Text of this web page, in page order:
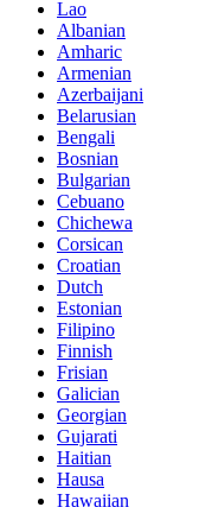
Lao
Albanian
Amharic
Armenian
Azerbaijani
Belarusian
Bengali
Bosnian
Bulgarian
Cebuano
Chichewa
Corsican
Croatian
Dutch
Estonian
Filipino
Finnish
Frisian
Galician
Georgian
Gujarati
Haitian
Hausa
Hawaiian